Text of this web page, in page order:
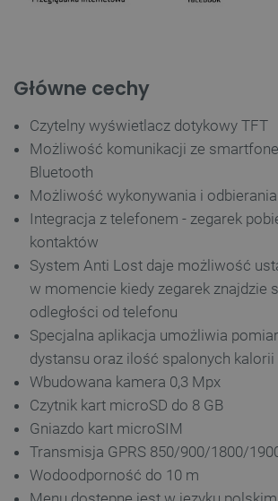
Główne cechy
Czytelny wyświetlacz dotykowy TFT
Możliwość komunikacji ze
Bluetooth
Możliwość wykonywania i odbierania
Integracja z telefonem - zegarek
kontaktów
System Anti Lost daje możliwość
w momencie kiedy zegarek znajdzie
odległości od telefonu
Specjalna aplikacja umożliwia
dystansu oraz ilość spalonych kalorii
Wbudowana kamera 0,3 Mpx
Czytnik kart microSD do 8 GB
Gniazdo kart microSIM
Transmisja GPRS 850/900/1800/
Wodoodporność do 10 m